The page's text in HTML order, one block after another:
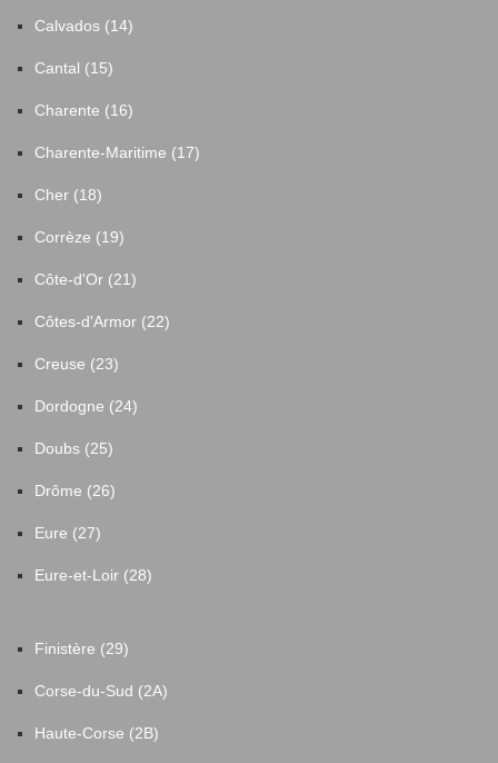
Calvados (14)
Cantal (15)
Charente (16)
Charente-Maritime (17)
Cher (18)
Corrèze (19)
Côte-d'Or (21)
Côtes-d'Armor (22)
Creuse (23)
Dordogne (24)
Doubs (25)
Drôme (26)
Eure (27)
Eure-et-Loir (28)
Finistère (29)
Corse-du-Sud (2A)
Haute-Corse (2B)